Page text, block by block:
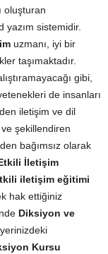
oluşturan
yazım sistemidir.
uzmanı, iyi bir
taşımaktadır.
gibi,
de insanları
iletişim ve dil
şekillendiren
bağımsız olarak
İletişim
iletişim eğitimi
hak ettiğiniz
Diksiyon ve
Kursu